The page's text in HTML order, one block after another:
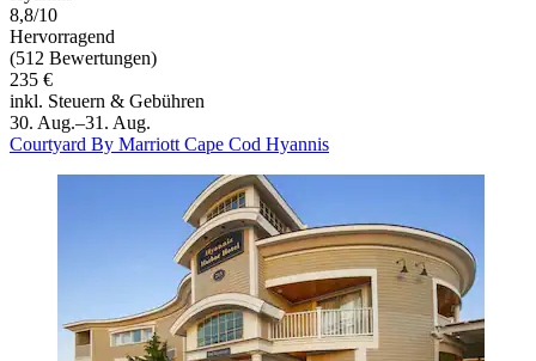
8,8/10
Hervorragend
(512 Bewertungen)
235 €
inkl. Steuern & Gebühren
30. Aug.–31. Aug.
Courtyard By Marriott Cape Cod Hyannis